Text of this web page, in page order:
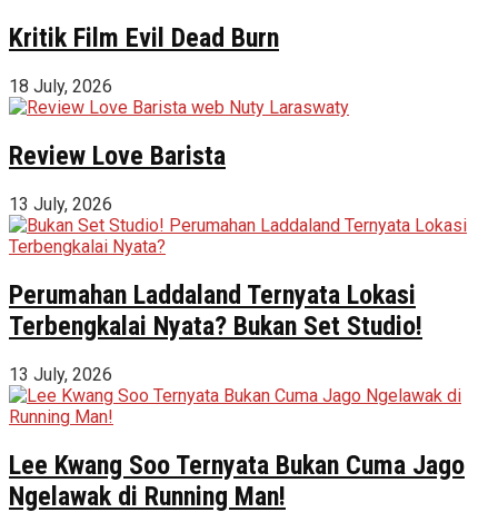
Kritik Film Evil Dead Burn
18 July, 2026
Review Love Barista
13 July, 2026
Perumahan Laddaland Ternyata Lokasi
Terbengkalai Nyata? Bukan Set Studio!
13 July, 2026
Lee Kwang Soo Ternyata Bukan Cuma Jago
Ngelawak di Running Man!